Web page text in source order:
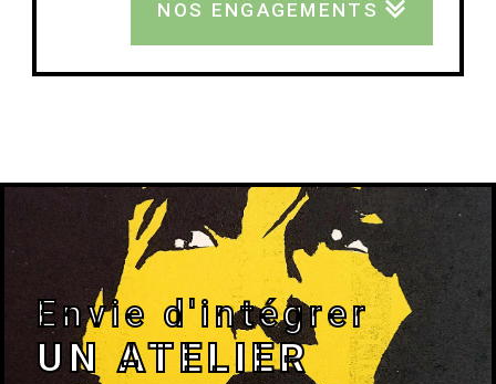
NOS ENGAGEMENTS
Envie d'intégrer
UN ATELIER